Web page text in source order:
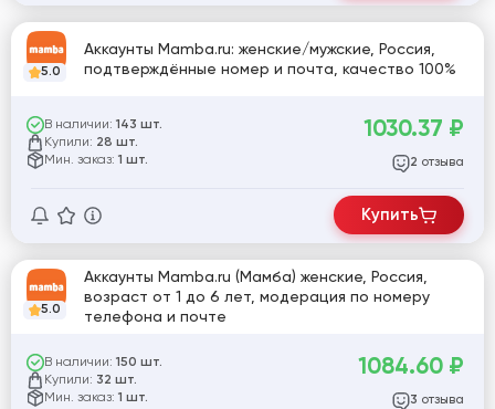
5.0
Аккаунты Mamba.ru: женские/мужские, Россия,
подтверждённые номер и почта, качество 100%
В наличии: 143 шт.
Купили: 28 шт.
Мин. заказ: 1 шт.
1030.37 ₽
2 отзыва
Купить
5.0
Аккаунты Mamba.ru (Мамба) женские, Россия,
возраст от 1 до 6 лет, модерация по номеру
телефона и почте
В наличии: 150 шт.
Купили: 32 шт.
Мин. заказ: 1 шт.
1084.60 ₽
3 отзыва